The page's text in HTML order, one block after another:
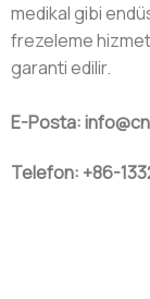
medikal gibi
frezeleme
garanti edilir.
E-Posta:
Telefon: +86-